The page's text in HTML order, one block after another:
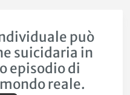
può
suicidaria in
episodio di
reale.